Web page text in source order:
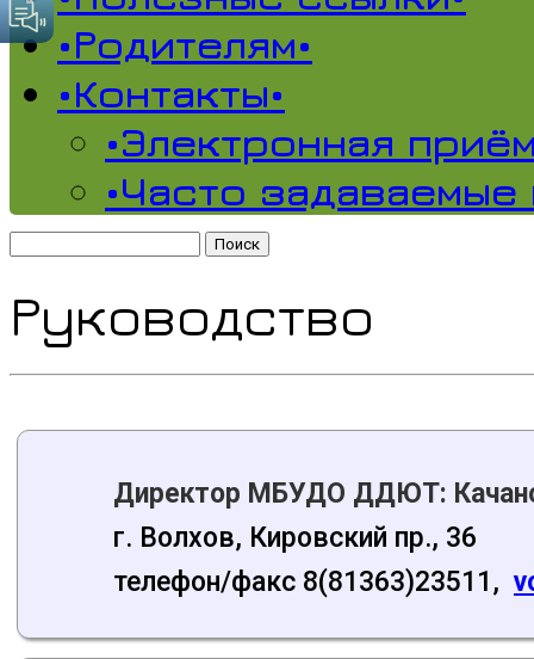
•Родителям•
•Контакты•
•Электронная
•Часто
Руководство
Директор МБУДО ДДЮТ:
г. Волхов, Кировский пр., 36
телефон/факс 8(81363)23511,